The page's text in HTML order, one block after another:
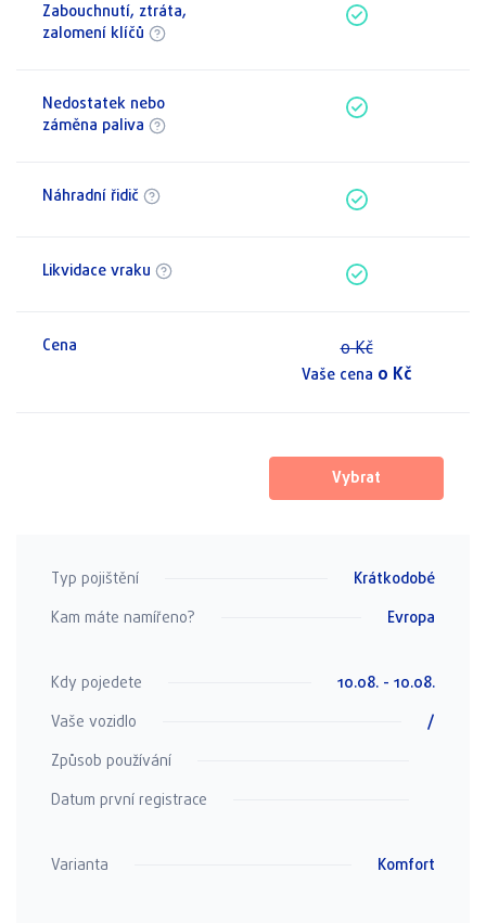
Zabouchnutí, ztráta,
zalomení klíčů
Nedostatek nebo
záměna paliva
Náhradní řidič
Likvidace vraku
Cena 0Kč
Vaše cena 0 Kč
Vybrat
Typ pojištění
Krátkodobé
Kam máte namířeno?
Evropa
Kdy pojedete
10.08. - 10.08.
Vaše vozidlo
/
Způsob používání
Datum první registrace
Varianta Komfort